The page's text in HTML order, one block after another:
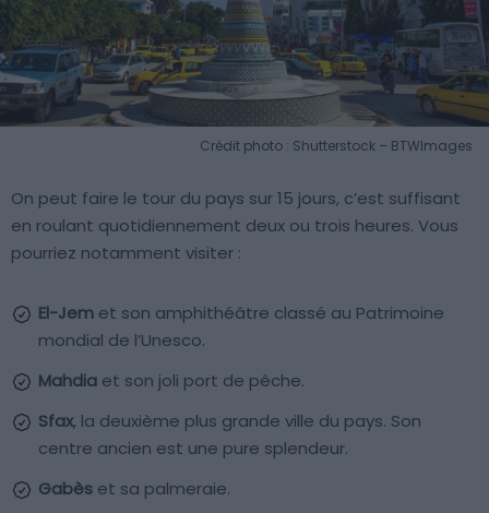
Crédit photo : Shutterstock – BTWImages
On peut faire le tour du pays sur 15 jours, c’est suffisant
en roulant quotidiennement deux ou trois heures. Vous
pourriez notamment visiter :
El-Jem et son amphithéâtre classé au Patrimoine
mondial de l’Unesco.
Mahdia et son joli port de pêche.
Sfax, la deuxième plus grande ville du pays. Son
centre ancien est une pure splendeur.
Gabès et sa palmeraie.